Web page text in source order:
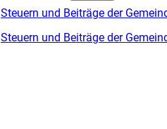
Steuern und Beiträge der
Steuern und Beiträge der